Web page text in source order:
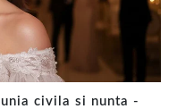
civila si nunta -